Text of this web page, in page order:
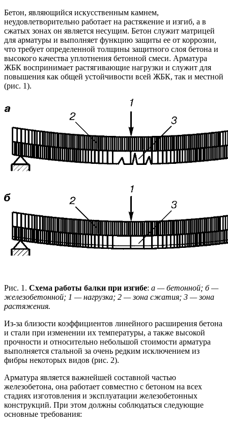
Бетон, являющийся искусственным камнем,
неудовлетворительно работает на растяжение и изгиб, а в
сжатых зонах он является несущим. Бетон служит матрицей
для арматуры и выполняет функцию защиты ее от коррозии,
что требует определенной толщины защитного слоя бетона и
высокого качества уплотнения бетонной смеси. Арматура
ЖБК воспринимает растягивающие нагрузки и служит для
повышения как общей устойчивости всей ЖБК, так и местной
(рис. 1).
Рис. 1. Схема работы балки при изгибе: а — бетонной; б —
железобетонной; 1 — нагрузка; 2 — зона сжатия; 3 — зона
растяжения.
Из-за близости коэффициентов линейного расширения бетона
и стали при изменении их температуры, а также высокой
прочности и относительно небольшой стоимости арматура
выполняется стальной за очень редким исключением из
фибры некоторых видов (рис. 2).
Арматура является важнейшей составной частью
железобетона, она работает совместно с бетоном на всех
стадиях изготовления и эксплуатации железобетонных
конструкций. При этом должны соблюдаться следующие
основные требования: